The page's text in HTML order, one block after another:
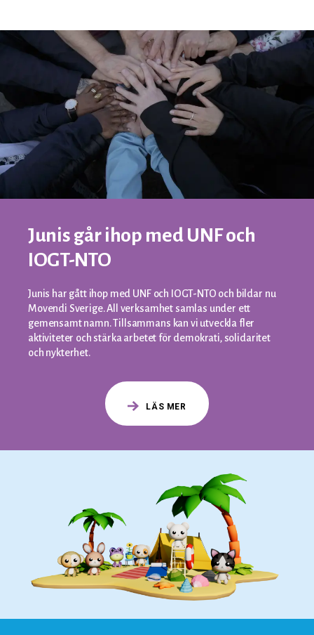
Junis går ihop med UNF och
IOGT-NTO
Junis har gått ihop med UNF och IOGT-NTO och bildar nu
Movendi Sverige. All verksamhet samlas under ett
gemensamt namn. Tillsammans kan vi utveckla fler
aktiviteter och stärka arbetet för demokrati, solidaritet
och nykterhet.
LÄS MER